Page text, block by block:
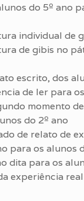
do 5º ano
individual de
de gibis no
escrito, dos
de ler para
momento
do 2º ano
de relato de
para os alunos
dita para os
experiência